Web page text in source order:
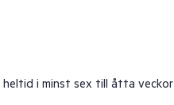
heltid i minst sex till åtta veckor